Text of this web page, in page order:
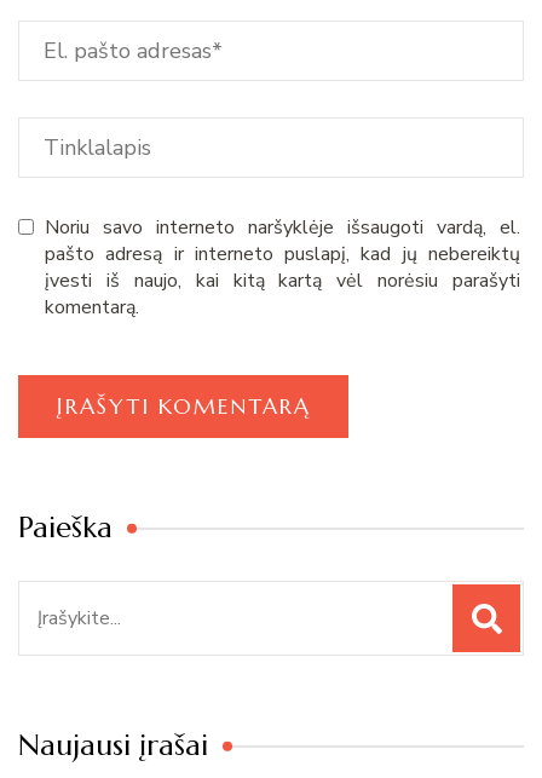
Noriu savo interneto naršyklėje išsaugoti vardą, el.
pašto adresą ir interneto puslapį, kad jų nebereiktų
įvesti iš naujo, kai kitą kartą vėl norėsiu parašyti
komentarą.
Paieška
Naujausi įrašai